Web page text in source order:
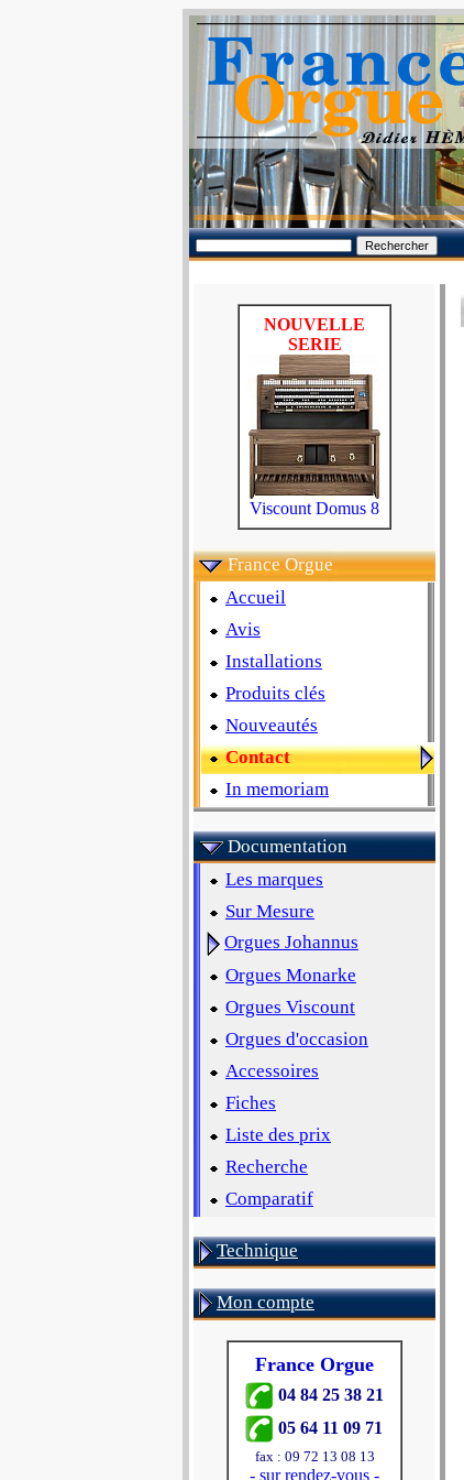
NOUVELLE
SERIE
Viscount Domus 8
France Orgue
Accueil
Avis
Installations
Produits clés
Nouveautés
Contact
In memoriam
Documentation
Les marques
Sur Mesure
Orgues Johannus
Orgues Monarke
Orgues Viscount
Orgues d'occasion
Accessoires
Fiches
Liste des prix
Recherche
Comparatif
Technique
Mon compte
France Orgue
04 84 25 38 21
05 64 11 09 71
fax : 09 72 13 08 13
- sur rendez-vous -